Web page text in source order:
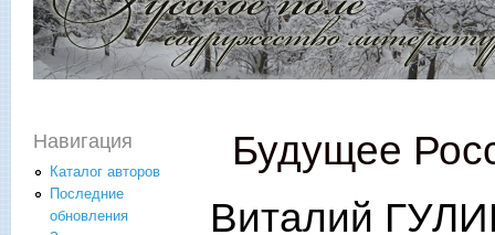
Будущее
Виталий
Навигация
Каталог авторов
Последние
обновления